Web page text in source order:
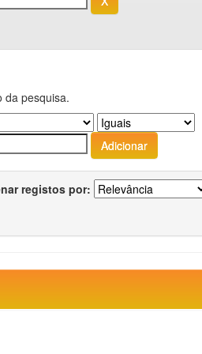
da pesquisa.
registos por: